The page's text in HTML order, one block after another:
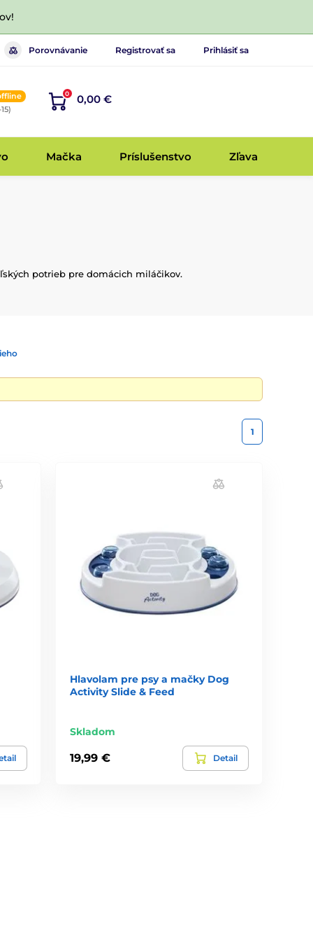
Porovnávanie Registrovať sa Prihlásiť sa
0 0,00 €
Mačka Príslušenstvo Zľava
potrieb pre domácich miláčikov.
1
Hlavolam pre psy a mačky Dog
Activity Slide & Feed
Skladom
19,99 € Detail